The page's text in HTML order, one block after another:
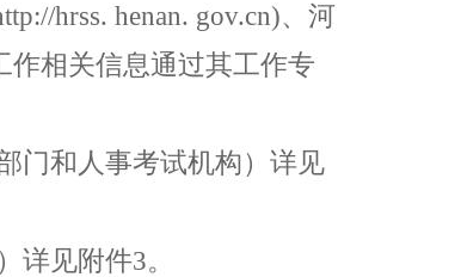
hrss. henan. gov.cn)、河
作相关信息通过其工作专
门和人事考试机构）详见
详见附件3。